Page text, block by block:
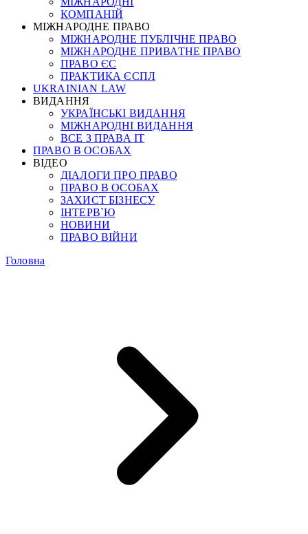
КОМПАНІЙ
МІЖНАРОДНЕ ПРАВО
МІЖНАРОДНЕ ПУБЛІЧНЕ ПРАВО
МІЖНАРОДНЕ ПРИВАТНЕ ПРАВО
ПРАВО ЄС
ПРАКТИКА ЄСПЛ
UKRAINIAN LAW
ВИДАННЯ
УКРАЇНСЬКІ ВИДАННЯ
МІЖНАРОДНІ ВИДАННЯ
ВСЕ З ПРАВА ІТ
ПРАВО В ОСОБАХ
ВІДЕО
ДІАЛОГИ ПРО ПРАВО
ПРАВО В ОСОБАХ
ЗАХИСТ БІЗНЕСУ
ІНТЕРВ`Ю
НОВИНИ
ПРАВО ВІЙНИ
Головна